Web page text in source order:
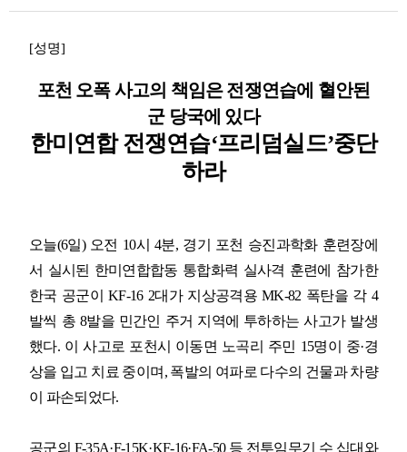
[성명]
포천 오폭 사고의 책임은 전쟁연습에 혈안된
군 당국에 있다
한미연합 전쟁연습‘프리덤실드’중단
하라
오늘(6일) 오전 10시4분, 경기 포천 승진과학화 훈련장에
서 실시된 한미연합합동 통합화력 실사격 훈련에 참가한
한국 공군이KF-16 2대가 지상공격용MK-82 폭탄을 각 4
발씩 총 8발을 민간인 주거 지역에 투하하는 사고가 발생
했다. 이 사고로 포천시 이동면 노곡리 주민 15명이 중·경
상을 입고 치료 중이며 , 폭발의 여파로 다수의 건물과 차량
이 파손되었다.
공군의 F-35A·F-15K·KF-16·FA-50 등 전투임무기 수 십대와
업무